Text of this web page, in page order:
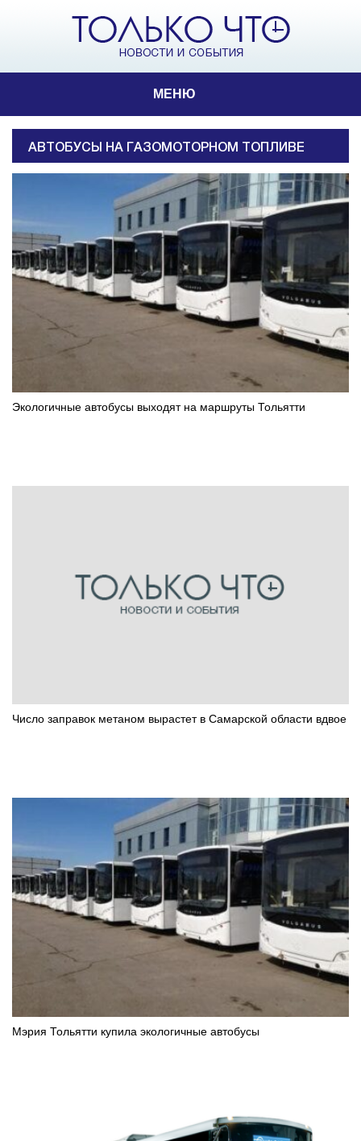
МЕНЮ
АВТОБУСЫ НА ГАЗОМОТОРНОМ ТОПЛИВЕ
Экологичные автобусы выходят на маршруты Тольятти
Число заправок метаном вырастет в Самарской области вдвое
Мэрия Тольятти купила экологичные автобусы